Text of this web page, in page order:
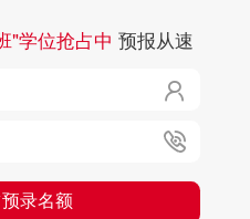
立即预约
立即预约
立即预约
立即预约
技能证书+学历证书 立即预约
"学位抢占中 预报从速


录名额